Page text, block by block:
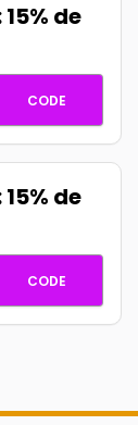
de
TD15
CODE
de
TD15
CODE